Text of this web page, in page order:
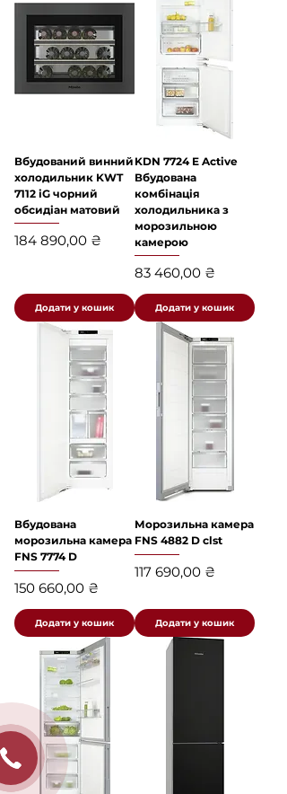
Вбудований винний
холодильник KWT
7112 iG чорний
обсидіан матовий
Ціна
184 890,00 ₴
Додати у кошик
KDN 7724 E Active
Вбудована
комбінація
холодильника з
морозильною
камерою
Ціна
83 460,00 ₴
Додати у кошик
Вбудована
морозильна камера
FNS 7774 D
Ціна
150 660,00 ₴
Додати у кошик
Морозильна камера
FNS 4882 D clst
Ціна
117 690,00 ₴
Додати у кошик